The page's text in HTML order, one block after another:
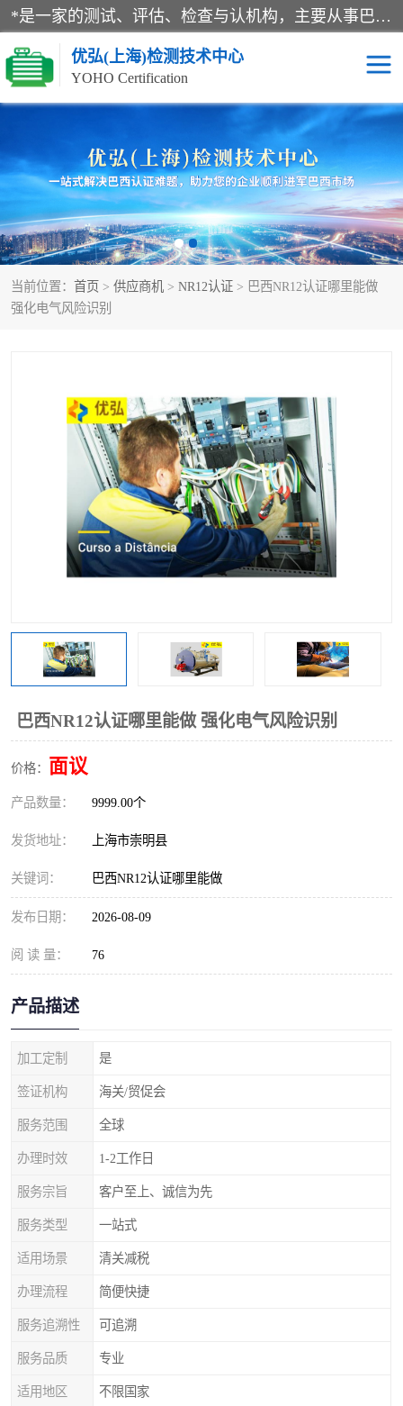
*是一家的测试、评估、检查与认机构，主要从事巴西NR10认证、NR12认证、NR13认证；ANATEL认证、INMTRO认证，欧盟CE认证：MD认证，PED认证，MID认证，ATEX认证，德国蓝色天使认证。
优弘(上海)检测技术中心
YOHO Certification
当前位置： 首页 > 供应商机 > NR12认证 > 巴西NR12认证哪里能做
强化电气风险识别
巴西NR12认证哪里能做 强化电气风险识别
价格： 面议
产品数量： 9999.00个
发货地址： 上海市崇明县
关键词： 巴西NR12认证哪里能做
发布日期： 2026-08-09
阅 读 量： 76
产品描述
加工定制 是
签证机构 海关/贸促会
服务范围 全球
办理时效 1-2工作日
服务宗旨 客户至上、诚信为先
服务类型 一站式
适用场景 清关减税
办理流程 简便快捷
服务追溯性 可追溯
服务品质 专业
适用地区 不限国家
RECYCLASS认证 NR10认证
NR12认证 NR13认证
ART认证 巴西NR认证
巴西认证 RETIE认证